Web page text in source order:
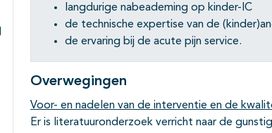
Subpagina's open- en dichtklappen
Subpagina's open- en dichtklappen
langdurige nabeademing op kinder-IC
de technische expertise van de
de ervaring bij de acute pijn service.
Overwegingen
Voor- en nadelen van de interventie en de
Er is literatuuronderzoek verricht naar de